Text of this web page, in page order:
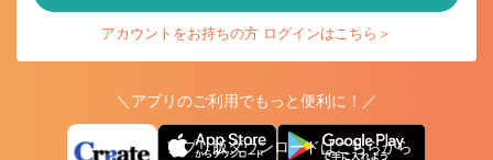
アカウントをお持ちの方 ログインはこちら＞
＼アプリのご利用でもっと便利に！／
アプリ版ダウンロードはこちらから